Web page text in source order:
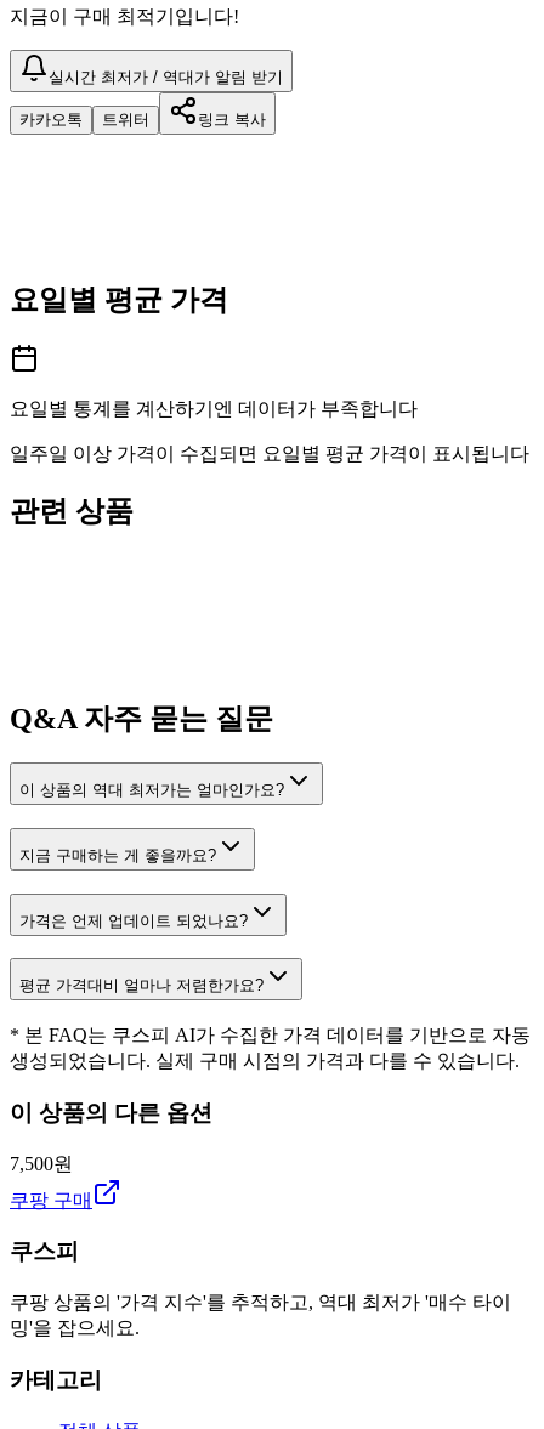
지금이 구매 최적기입니다!
실시간 최저가 / 역대가 알림 받기
카카오톡 트위터 링크 복사
요일별 평균 가격
요일별 통계를 계산하기엔 데이터가 부족합니다
일주일 이상 가격이 수집되면 요일별 평균 가격이 표시됩니다
관련 상품
Q&A자주 묻는 질문
이 상품의 역대 최저가는 얼마인가요?
지금 구매하는 게 좋을까요?
가격은 언제 업데이트 되었나요?
평균 가격대비 얼마나 저렴한가요?
* 본 FAQ는 쿠스피 AI가 수집한 가격 데이터를 기반으로 자동
생성되었습니다. 실제 구매 시점의 가격과 다를 수 있습니다.
이 상품의 다른 옵션
7,500원
쿠팡 구매
쿠스피
쿠팡 상품의 '가격 지수'를 추적하고, 역대 최저가 '매수 타이
밍'을 잡으세요.
카테고리